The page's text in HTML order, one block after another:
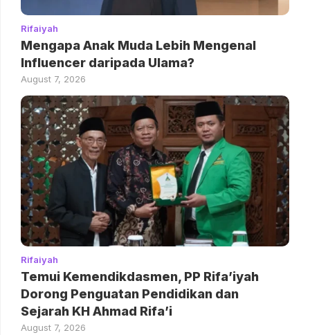
Rifaiyah
Mengapa Anak Muda Lebih Mengenal
Influencer daripada Ulama?
August 7, 2026
Rifaiyah
Temui Kemendikdasmen, PP Rifa’iyah
Dorong Penguatan Pendidikan dan
Sejarah KH Ahmad Rifa’i
August 7, 2026